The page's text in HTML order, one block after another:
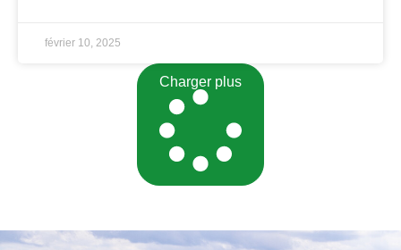
février 10, 2025
Charger plus